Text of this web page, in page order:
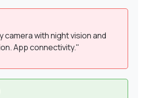
camera with night vision and
App connectivity."